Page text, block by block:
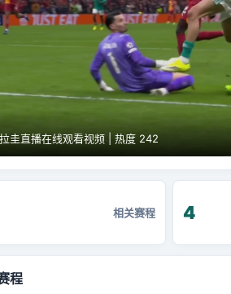
圭直播在线观看视频 | 热度 242
相关赛程 4
程